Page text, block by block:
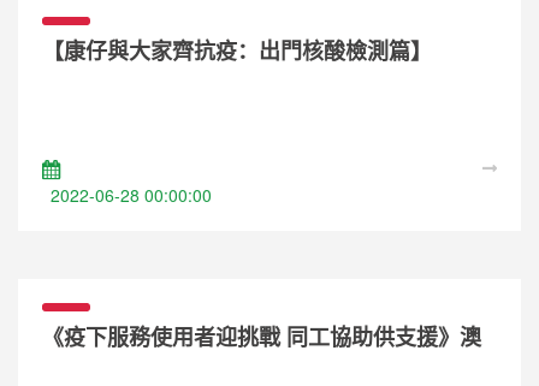
【康仔與大家齊抗疫：出門核酸檢測篇】
2022-06-28 00:00:00
《疫下服務使用者迎挑戰 同工協助供支援》澳